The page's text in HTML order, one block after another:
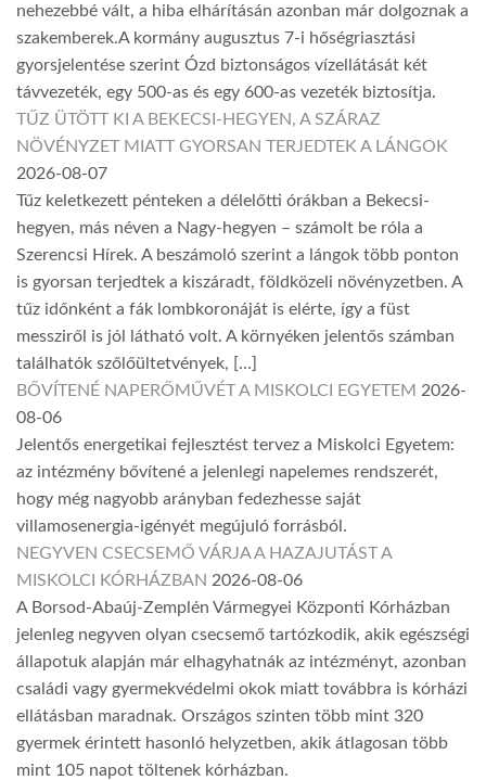
nehezebbé vált, a hiba elhárításán azonban már dolgoznak a
szakemberek.A kormány augusztus 7-i hőségriasztási
gyorsjelentése szerint Ózd biztonságos vízellátását két
távvezeték, egy 500-as és egy 600-as vezeték biztosítja.
TŰZ ÜTÖTT KI A BEKECSI-HEGYEN, A SZÁRAZ
NÖVÉNYZET MIATT GYORSAN TERJEDTEK A LÁNGOK
2026-08-07
Tűz keletkezett pénteken a délelőtti órákban a Bekecsi-
hegyen, más néven a Nagy-hegyen – számolt be róla a
Szerencsi Hírek. A beszámoló szerint a lángok több ponton
is gyorsan terjedtek a kiszáradt, földközeli növényzetben. A
tűz időnként a fák lombkoronáját is elérte, így a füst
messziről is jól látható volt. A környéken jelentős számban
találhatók szőlőültetvények, […]
BŐVÍTENÉ NAPERŐMŰVÉT A MISKOLCI EGYETEM 2026-
08-06
Jelentős energetikai fejlesztést tervez a Miskolci Egyetem:
az intézmény bővítené a jelenlegi napelemes rendszerét,
hogy még nagyobb arányban fedezhesse saját
villamosenergia-igényét megújuló forrásból.
NEGYVEN CSECSEMŐ VÁRJA A HAZAJUTÁST A
MISKOLCI KÓRHÁZBAN 2026-08-06
A Borsod-Abaúj-Zemplén Vármegyei Központi Kórházban
jelenleg negyven olyan csecsemő tartózkodik, akik egészségi
állapotuk alapján már elhagyhatnák az intézményt, azonban
családi vagy gyermekvédelmi okok miatt továbbra is kórházi
ellátásban maradnak. Országos szinten több mint 320
gyermek érintett hasonló helyzetben, akik átlagosan több
mint 105 napot töltenek kórházban.